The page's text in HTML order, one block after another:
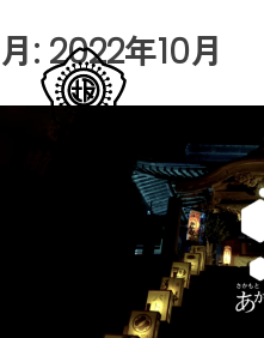
Skip
to
content
プロジェクトについて
お知らせ
さかもとの行事
さかもと村マップ
月: 2022年10月